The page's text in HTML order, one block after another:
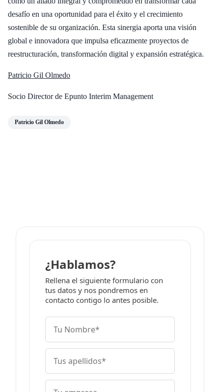
desafío en una oportunidad para el éxito y el crecimiento
sostenible de su organización. Esta sinergia aporta una visión
global e innovadora que impulsa eficazmente proyectos de
reestructuración, transformación digital y expansión estratégica.
Patricio Gil Olmedo
Socio Director de Epunto Interim Management
Patricio Gil Olmedo
¿Hablamos?
Rellena el siguiente formulario con
tus datos y nos pondremos en
contacto contigo lo antes posible.